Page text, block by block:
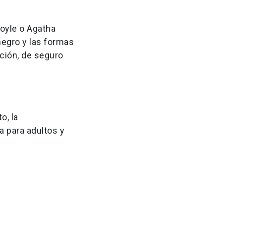
o Agatha
y las formas
de seguro
la
para adultos y